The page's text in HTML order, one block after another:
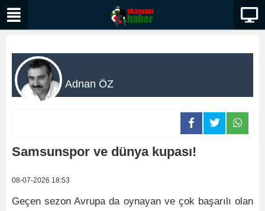
Adnan ÖZ
Samsunspor ve dünya kupası!
08-07-2026 18:53
Geçen sezon Avrupa da oynayan ve çok başarılı olan